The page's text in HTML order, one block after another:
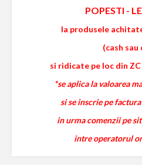
POPESTI -
la produsele
(cash sau
si ridicate pe loc din
*se aplica la valoarea
si se inscrie pe
in urma comenzii pe
intre operatorul